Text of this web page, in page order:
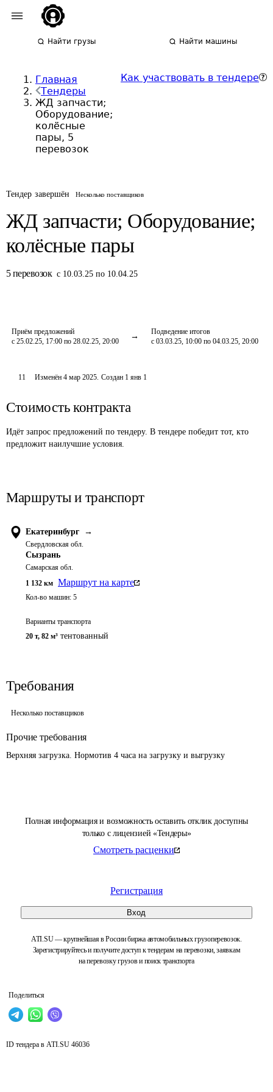
Найти грузы Найти машины
Главная
Тендеры
ЖД запчасти;
Оборудование;
колёсные
пары, 5
перевозок
Как участвовать в тендере
Тендер завершён Несколько поставщиков
ЖД запчасти; Оборудование;
колёсные пары
5 перевозок с 10.03.25 по 10.04.25
Приём предложений
с 25.02.25, 17:00 по 28.02.25, 20:00
Подведение итогов
с 03.03.25, 10:00 по 04.03.25, 20:00
Полная информация и возможность оставить отклик доступны
только с лицензией «Тендеры»
Смотреть расценки
Регистрация
Вход
ATI.SU — крупнейшая в России биржа автомобильных грузоперевозок.
Зарегистрируйтесь и получите доступ к тендерам на перевозки, заявкам
на перевозку грузов и поиск транспорта
Поделиться
11 Изменён4 мар 2025. Создан 1 янв 1
Стоимость контракта
Идёт запрос предложений по тендеру. В тендере победит тот, кто
предложит наилучшие условия.
Маршруты и транспорт
Екатеринбург →
Свердловская обл.
Сызрань
Самарская обл.
1 132 км Маршрут на карте
Кол-во машин: 5
Варианты транспорта
20 т, 82 м³ тентованный
Требования
Несколько поставщиков
Прочие требования
Верхняя загрузка. Нормотив 4 часа на загрузку и выгрузку
ID тендера в ATI.SU 46036